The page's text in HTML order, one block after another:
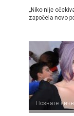
„Niko nije
započela novo
Познате